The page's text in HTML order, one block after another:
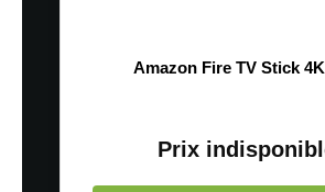
Amazon Fire TV Stick
Prix